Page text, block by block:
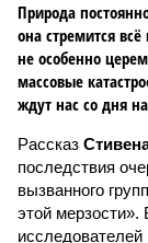
Природа
она стремится
не особенно
массовые
ждут нас со дня
Рассказ
последствия
вызванного
этой
исследователей